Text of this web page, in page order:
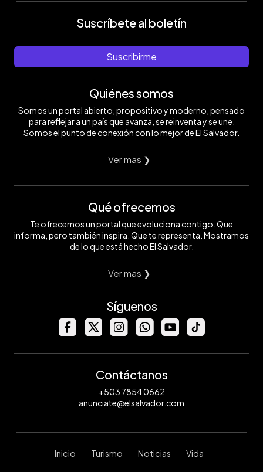
Suscríbete al boletín
Suscribirme
Quiénes somos
Somos un portal abierto, propositivo y moderno, pensado
para reflejar a un país que avanza, se reinventa y se une.
Somos el punto de conexión con lo mejor de El Salvador.
Ver mas ❯
Qué ofrecemos
Te ofrecemos un portal que evoluciona contigo. Que
informa, pero también inspira. Que te representa. Mostramos
de lo que está hecho El Salvador.
Ver mas ❯
Síguenos
Contáctanos
+503 7854 0662
anunciate@elsalvador.com
Inicio Turismo Noticias Vida